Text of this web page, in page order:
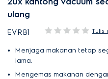
ulang
EVRB1 Tulis
Menjaga makanan tetap
lama.
Mengemas makanan